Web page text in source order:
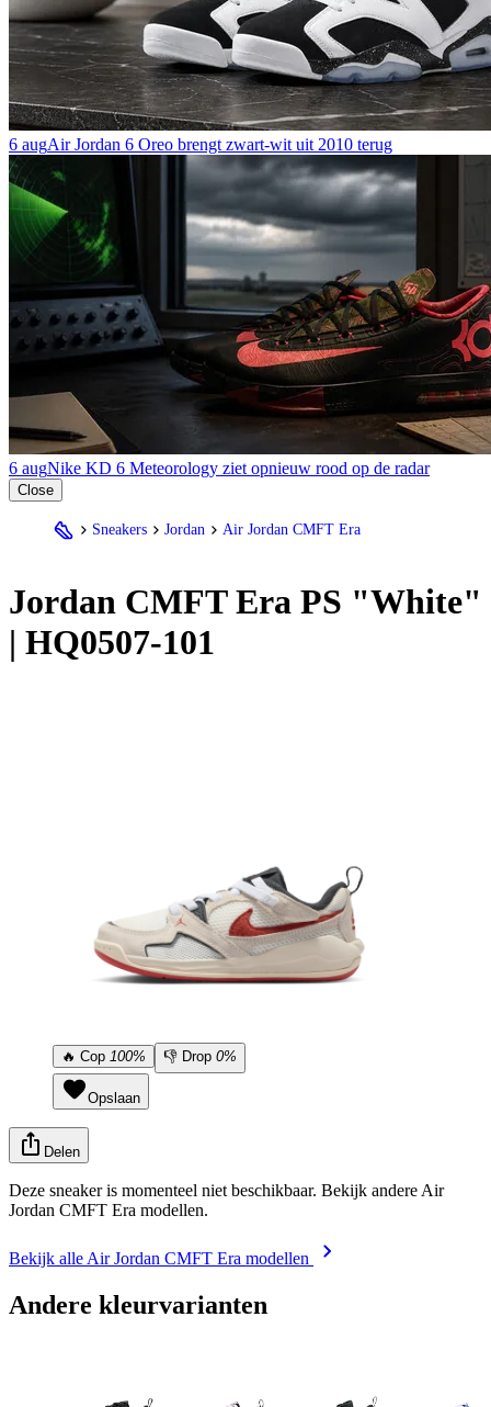
6 augAir Jordan 6 Oreo brengt zwart-wit uit 2010 terug
6 augNike KD 6 Meteorology ziet opnieuw rood op de radar
Close
Sneakers Jordan Air Jordan CMFT Era
Jordan CMFT Era PS "White"
| HQ0507-101
🔥 Cop 100% 👎 Drop 0%
Opslaan
Delen
Deze sneaker is momenteel niet beschikbaar. Bekijk andere Air
Jordan CMFT Era modellen.
Bekijk alle Air Jordan CMFT Era modellen
Andere kleurvarianten